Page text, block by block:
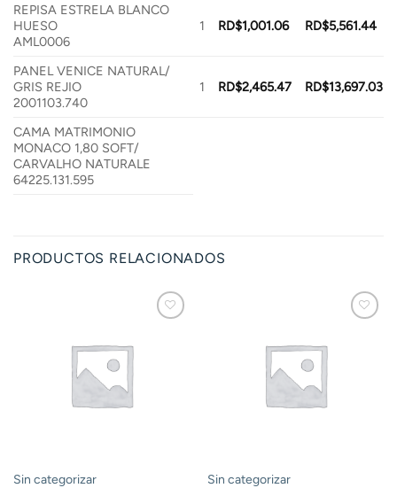
REPISA ESTRELA BLANCO
HUESO
AML0006
1 RD$1,001.06 RD$5,561.44
PANEL VENICE NATURAL/
GRIS REJIO
2001103.740
1 RD$2,465.47 RD$13,697.03
CAMA MATRIMONIO
MONACO 1,80 SOFT/
CARVALHO NATURALE
64225.131.595
PRODUCTOS RELACIONADOS
Sin categorizar Sin categorizar